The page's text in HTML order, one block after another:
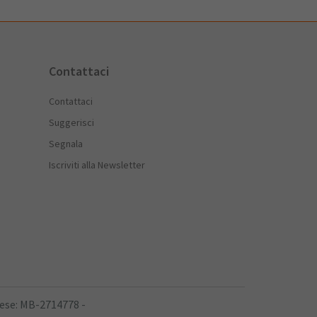
Contattaci
Contattaci
Suggerisci
Segnala
Iscriviti alla Newsletter
MB-2714778 -